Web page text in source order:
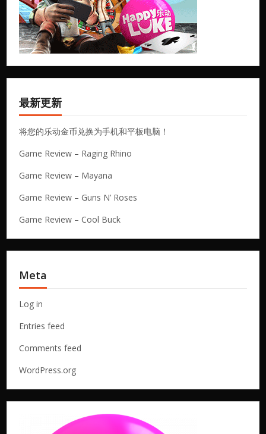
最新更新
将您的乐动金币兑换为手机和平板电脑！
Game Review – Raging Rhino
Game Review – Mayana
Game Review – Guns N’ Roses
Game Review – Cool Buck
Meta
Log in
Entries feed
Comments feed
WordPress.org